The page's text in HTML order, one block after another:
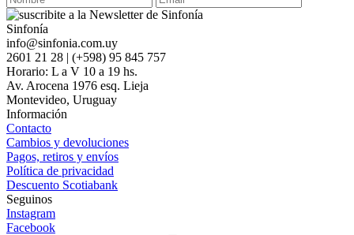
Sinfonía
info@sinfonia.com.uy
2601 21 28 | (+598) 95 845 757
Horario: L a V 10 a 19 hs.
Av. Arocena 1976 esq. Lieja
Montevideo, Uruguay
Información
Contacto
Cambios y devoluciones
Pagos, retiros y envíos
Política de privacidad
Descuento Scotiabank
Seguinos
Instagram
Facebook